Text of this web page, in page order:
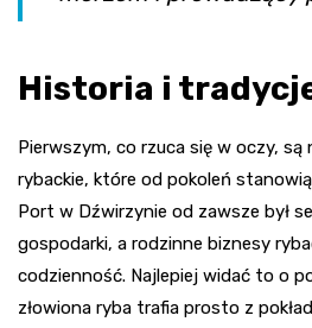
Historia i
Pierwszym, co rzuca się w oczy, są
rybackie, które od pokoleń
Port w Dźwirzynie od zawsze był
gospodarki, a rodzinne biznesy
codzienność. Najlepiej widać to o
złowiona ryba trafia prosto z